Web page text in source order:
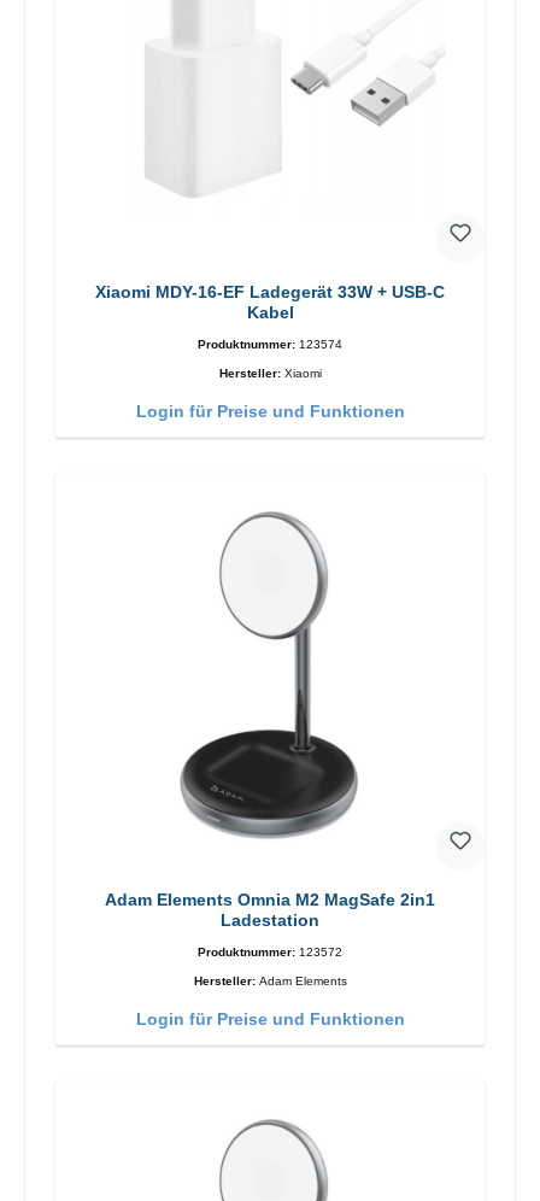
Xiaomi MDY-16-EF Ladegerät 33W + USB-C
Kabel
Produktnummer: 123574
Hersteller: Xiaomi
Login für Preise und Funktionen
Adam Elements Omnia M2 MagSafe 2in1
Ladestation
Produktnummer: 123572
Hersteller: Adam Elements
Login für Preise und Funktionen